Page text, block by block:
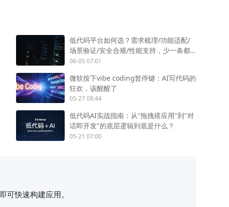
低代码平台如何选？需求梳理/功能适配/
场景验证/安全合规/性能支持，少一条都
不行
06-05 07:01
微软按下vibe coding暂停键：AI写代码的
狂欢，该醒醒了
05-27 08:44
低代码AI实战指南：从"拖拽搭应用"到"对
话即开发"的底层逻辑到底是什么？
05-21 07:00
快速构建应用。